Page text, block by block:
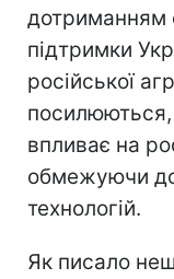
дотриманням
підтримки
російської
посилюються,
впливає на
обмежуючи
технологій.
Як писало